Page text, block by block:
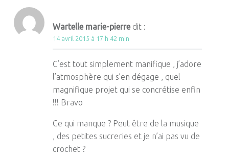
Wartelle marie-pierre dit :
14 avril 2015 à 17 h 42 min
C’est tout simplement manifique , j’adore
l’atmosphère qui s’en dégage , quel
magnifique projet qui se concrétise enfin
!!! Bravo
Ce qui manque ? Peut être de la musique
, des petites sucreries et je n’ai pas vu de
crochet ?